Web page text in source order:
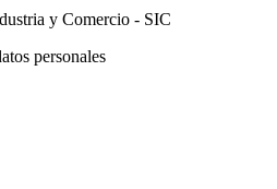
y Comercio - SIC
personales